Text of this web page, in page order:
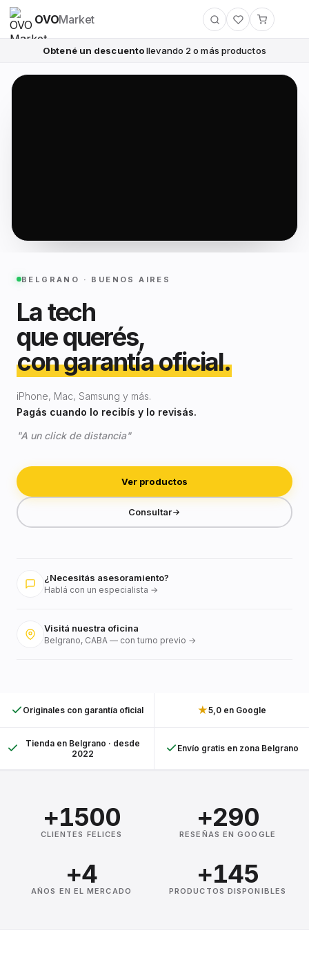
OVOMarket
Obtené un descuentollevando 2 o más productos
BELGRANO · BUENOS AIRES
La tech
que querés,
con garantía oficial.
iPhone, Mac, Samsung y más.
Pagás cuando lo recibís y lo revisás.
"A un click de distancia"
Ver productos
Consultar
¿Necesitás asesoramiento?
Hablá con un especialista →
Visitá nuestra oficina
Belgrano, CABA — con turno previo →
Originales con garantía oficial ★5,0 en Google
Tienda en Belgrano · desde
2022
Envío gratis en zona Belgrano
+1500
CLIENTES FELICES
+290
RESEÑAS EN GOOGLE
+4
AÑOS EN EL MERCADO
+145
PRODUCTOS DISPONIBLES